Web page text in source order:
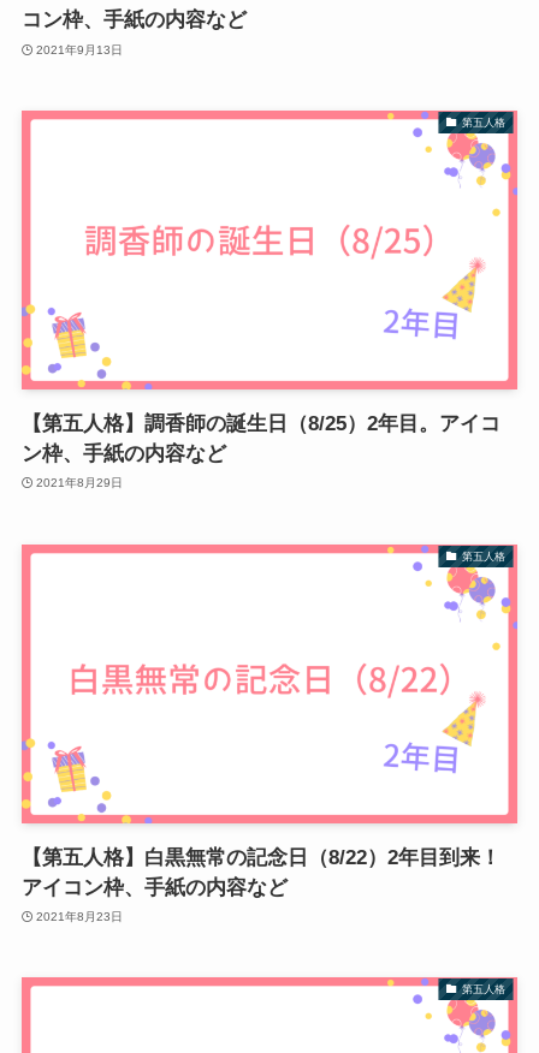
コン枠、手紙の内容など
2021年9月13日
第五人格
【第五人格】調香師の誕生日（8/25）2年目。アイコ
ン枠、手紙の内容など
2021年8月29日
第五人格
【第五人格】白黒無常の記念日（8/22）2年目到来！
アイコン枠、手紙の内容など
2021年8月23日
第五人格